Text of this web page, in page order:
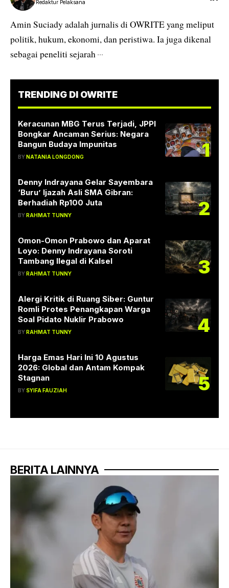
Redaktur Pelaksana
Amin Suciady adalah jurnalis di OWRITE yang meliput
politik, hukum, ekonomi, dan peristiwa. Ia juga dikenal
sebagai peneliti sejarah ···
TRENDING DI OWRITE
Keracunan MBG Terus Terjadi, JPPI
Bongkar Ancaman Serius: Negara
Bangun Budaya Impunitas
BYNATANIA LONGDONG 1
Denny Indrayana Gelar Sayembara
‘Buru’ Ijazah Asli SMA Gibran:
Berhadiah Rp100 Juta
BYRAHMAT TUNNY 2
Omon-Omon Prabowo dan Aparat
Loyo: Denny Indrayana Soroti
Tambang Ilegal di Kalsel
BYRAHMAT TUNNY 3
Alergi Kritik di Ruang Siber: Guntur
Romli Protes Penangkapan Warga
Soal Pidato Nuklir Prabowo
BYRAHMAT TUNNY 4
Harga Emas Hari Ini 10 Agustus
2026: Global dan Antam Kompak
Stagnan
BY SYIFA FAUZIAH 5
BERITA LAINNYA